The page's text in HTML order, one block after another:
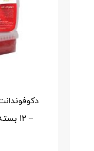
فوندانت
(بسته 24 عددی)